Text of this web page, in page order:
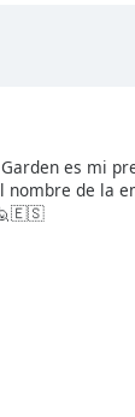
es mi
de la